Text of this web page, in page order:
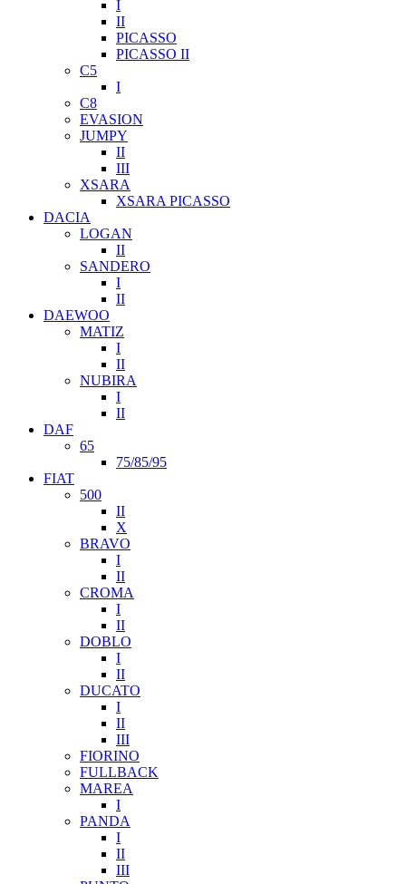
I
II
PICASSO
PICASSO II
C5
I
C8
EVASION
JUMPY
II
III
XSARA
XSARA PICASSO
DACIA
LOGAN
II
SANDERO
I
II
DAEWOO
MATIZ
I
II
NUBIRA
I
II
DAF
65
75/85/95
FIAT
500
II
X
BRAVO
I
II
CROMA
I
II
DOBLO
I
II
DUCATO
I
II
III
FIORINO
FULLBACK
MAREA
I
PANDA
I
II
III